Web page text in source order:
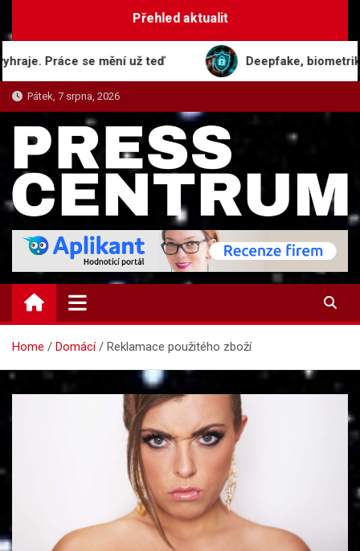
to
Přehled aktualit
se mění už teď Deepfake, biometrika a
Pátek, 7 srpna, 2026
PRESS-CENTRUM.CZ
Magazín informací a tiskových zpráv
Home Domácí Reklamace použitého zboží